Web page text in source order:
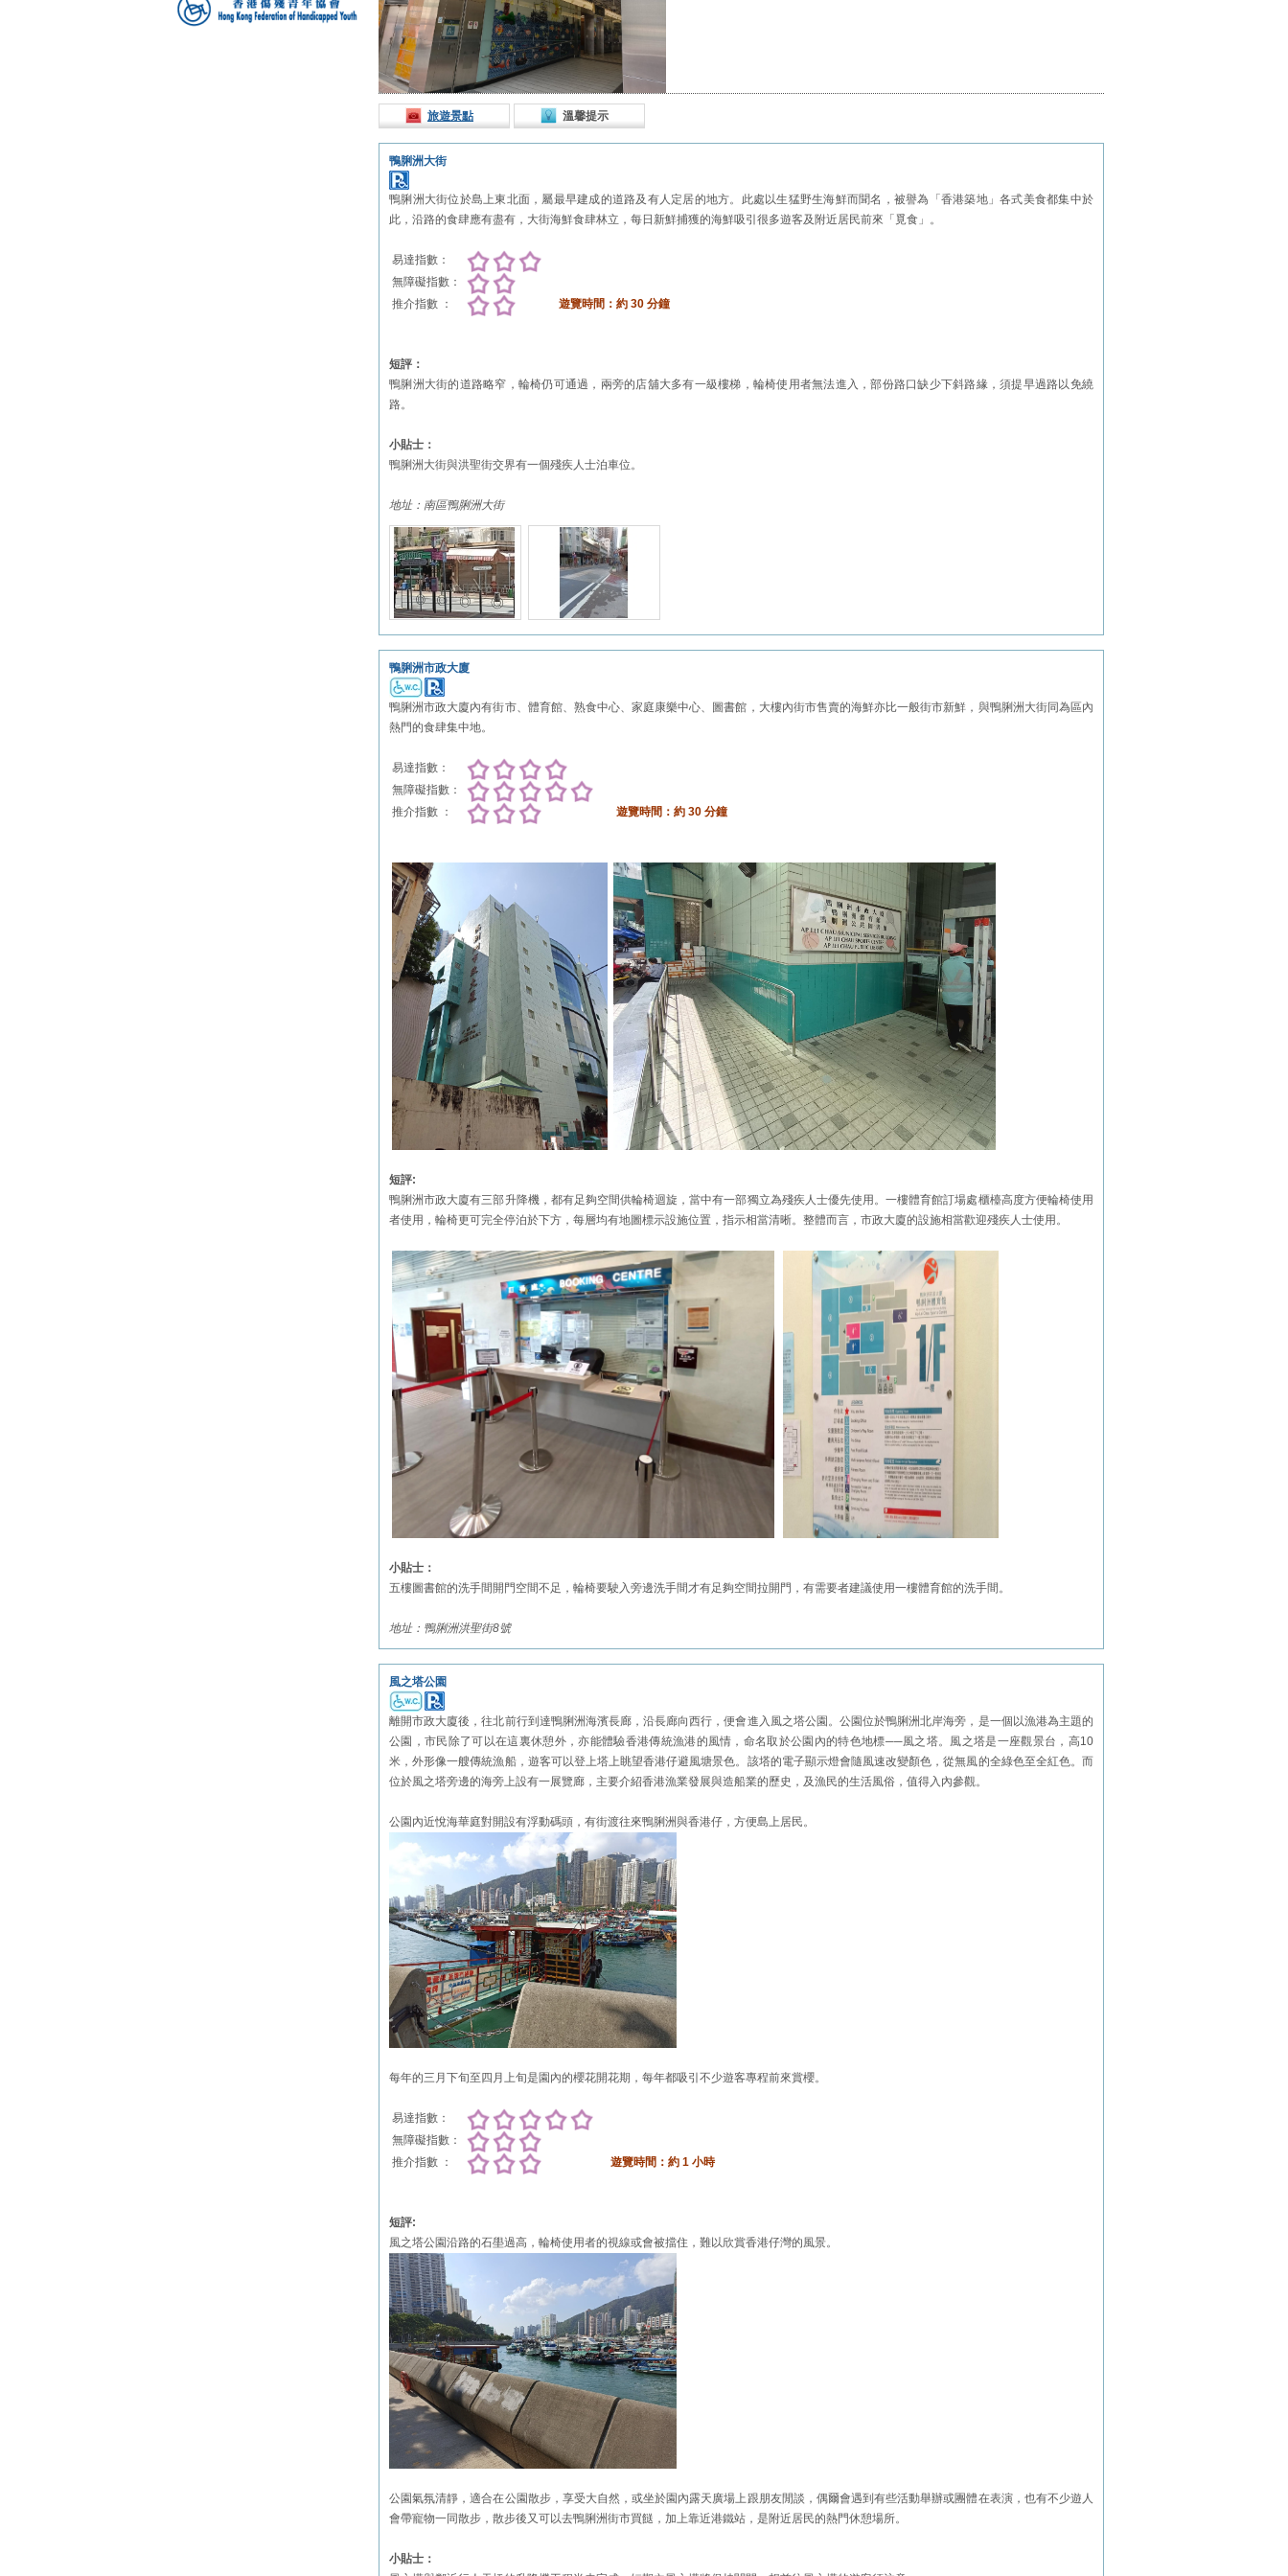
旅遊景點 溫馨提示
鴨脷洲大街
鴨脷洲大街位於島上東北面，屬最早建成的道路及有人定居的地方。此處以生猛野生海鮮而聞名，被譽為「香港築地」各式美食都集中於
此，沿路的食肆應有盡有，大街海鮮食肆林立，每日新鮮捕獲的海鮮吸引很多遊客及附近居民前來「覓食」。
易達指數：
無障礙指數：
推介指數 ：
遊覽時間： 約 30 分鐘
短評：
鴨脷洲大街的道路略窄，輪椅仍可通過，兩旁的店舖大多有一級樓梯，輪椅使用者無法進入，部份路口缺少下斜路緣，須提早過路以免繞
路。
小貼士：
鴨脷洲大街與洪聖街交界有一個殘疾人士泊車位。
地址：南區鴨脷洲大街
鴨脷洲市政大廈
鴨脷洲市政大廈內有街市、體育館、熟食中心、家庭康樂中心、圖書館，大樓內街市售賣的海鮮亦比一般街市新鮮，與鴨脷洲大街同為區內
熱門的食肆集中地。
易達指數：
無障礙指數：
推介指數 ：
遊覽時間： 約 30 分鐘
短評:
鴨脷洲市政大廈有三部升降機，都有足夠空間供輪椅迴旋，當中有一部獨立為殘疾人士優先使用。一樓體育館訂場處櫃檯高度方便輪椅使用
者使用，輪椅更可完全停泊於下方，每層均有地圖標示設施位置，指示相當清晰。整體而言，市政大廈的設施相當歡迎殘疾人士使用。
小貼士：
五樓圖書館的洗手間開門空間不足，輪椅要駛入旁邊洗手間才有足夠空間拉開門，有需要者建議使用一樓體育館的洗手間。
地址：鴨脷洲洪聖街8號
風之塔公園
離開市政大廈後，往北前行到達鴨脷洲海濱長廊，沿長廊向西行，便會進入風之塔公園。公園位於鴨脷洲北岸海旁，是一個以漁港為主題的
公園，市民除了可以在這裏休憩外，亦能體驗香港傳統漁港的風情，命名取於公園內的特色地標──風之塔。風之塔是一座觀景台，高10
米，外形像一艘傳統漁船，遊客可以登上塔上眺望香港仔避風塘景色。該塔的電子顯示燈會隨風速改變顏色，從無風的全綠色至全紅色。而
位於風之塔旁邊的海旁上設有一展覽廊，主要介紹香港漁業發展與造船業的歷史，及漁民的生活風俗，值得入內參觀。
公園內近悅海華庭對開設有浮動碼頭，有街渡往來鴨脷洲與香港仔，方便島上居民。
每年的三月下旬至四月上旬是園內的櫻花開花期，每年都吸引不少遊客專程前來賞櫻。
易達指數：
無障礙指數：
推介指數 ：
遊覽時間： 約 1 小時
短評:
風之塔公園沿路的石壆過高，輪椅使用者的視線或會被擋住，難以欣賞香港仔灣的風景。
公園氣氛清靜，適合在公園散步，享受大自然，或坐於園內露天廣場上跟朋友閒談，偶爾會遇到有些活動舉辦或團體在表演，也有不少遊人
會帶寵物一同散步，散步後又可以去鴨脷洲街市買餸，加上靠近港鐵站，是附近居民的熱門休憩場所。
小貼士：